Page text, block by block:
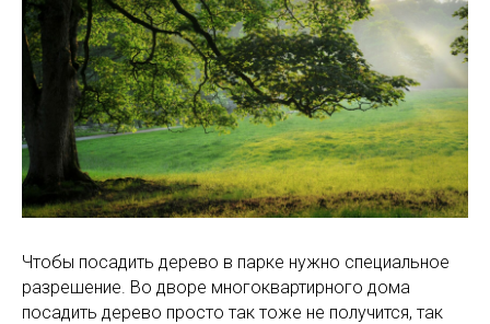
Чтобы посадить дерево в парке нужно специальное
разрешение. Во дворе многоквартирного дома
посадить дерево просто так тоже не получится, так